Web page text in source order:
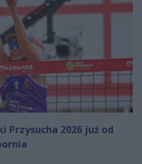
Przysucha 2026 już od